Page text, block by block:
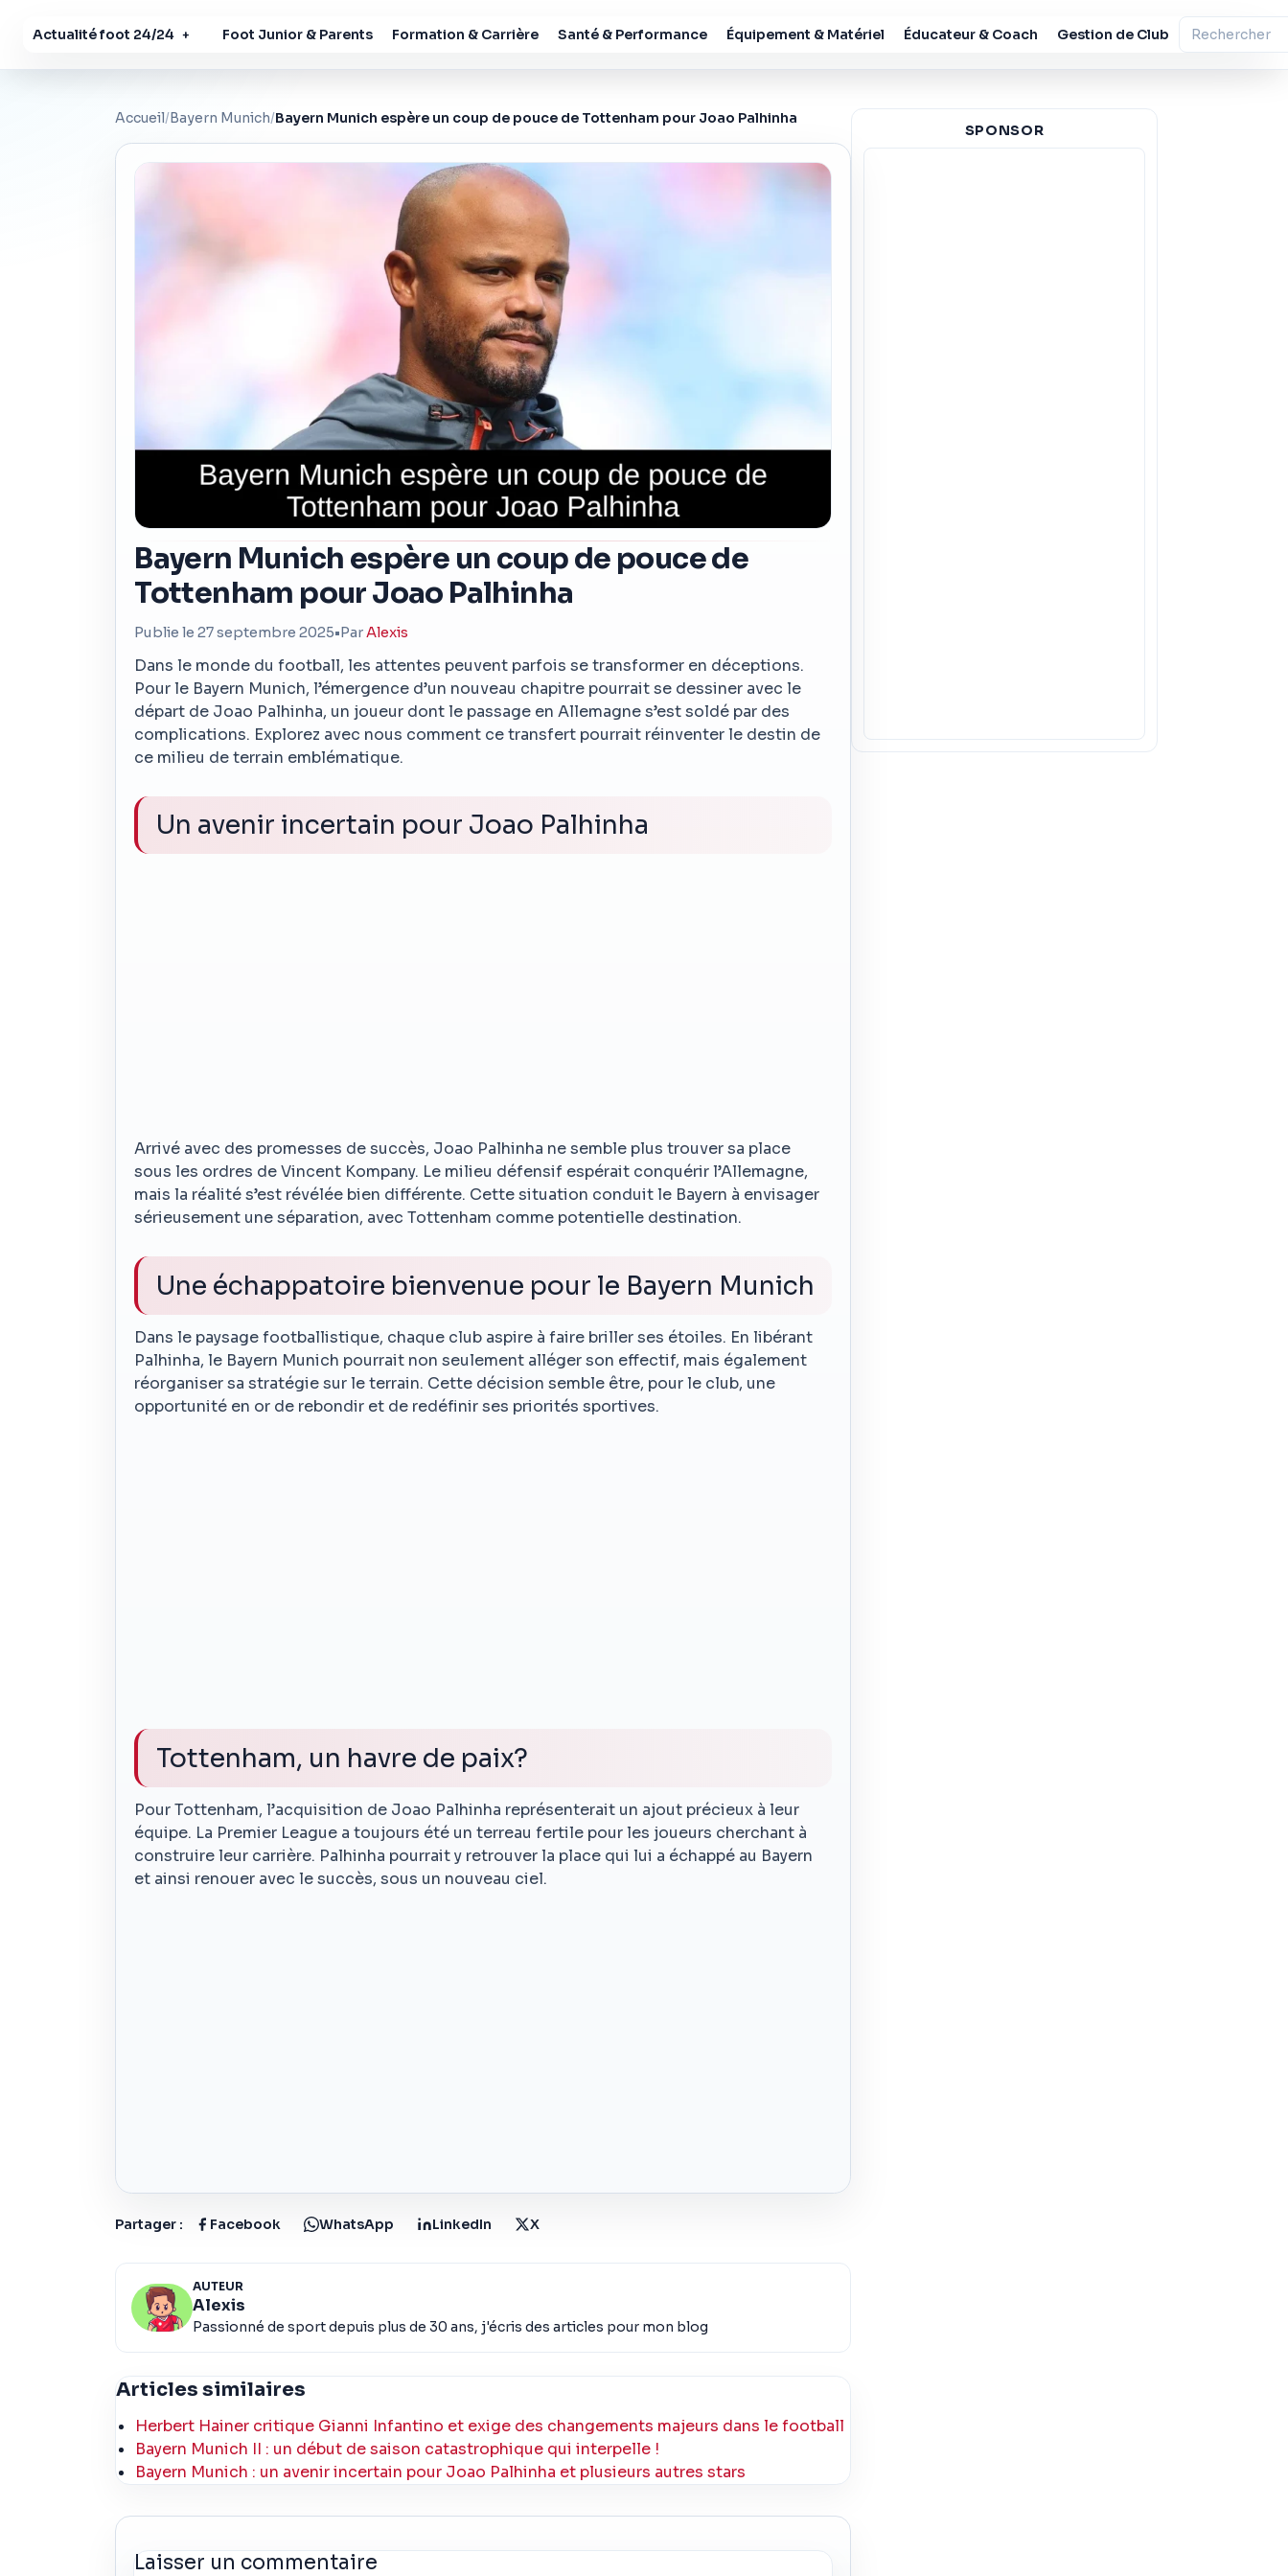
Actualité foot 24/24 + Foot Junior & Parents Formation & Carrière Santé & Performance Équipement & Matériel Éducateur & Coach Gestion de Club
Accueil/Bayern Munich/Bayern Munich espère un coup de pouce de Tottenham pour Joao Palhinha
Bayern Munich espère un coup de pouce de
Tottenham pour Joao Palhinha
Publie le 27 septembre 2025•ParAlexis
Dans le monde du football, les attentes peuvent parfois se transformer en déceptions.
Pour le Bayern Munich, l’émergence d’un nouveau chapitre pourrait se dessiner avec le
départ de Joao Palhinha, un joueur dont le passage en Allemagne s’est soldé par des
complications. Explorez avec nous comment ce transfert pourrait réinventer le destin de
ce milieu de terrain emblématique.
Un avenir incertain pour Joao Palhinha
Arrivé avec des promesses de succès, Joao Palhinha ne semble plus trouver sa place
sous les ordres de Vincent Kompany. Le milieu défensif espérait conquérir l’Allemagne,
mais la réalité s’est révélée bien différente. Cette situation conduit le Bayern à envisager
sérieusement une séparation, avec Tottenham comme potentielle destination.
Une échappatoire bienvenue pour le Bayern Munich
Dans le paysage footballistique, chaque club aspire à faire briller ses étoiles. En libérant
Palhinha, le Bayern Munich pourrait non seulement alléger son effectif, mais également
réorganiser sa stratégie sur le terrain. Cette décision semble être, pour le club, une
opportunité en or de rebondir et de redéfinir ses priorités sportives.
Tottenham, un havre de paix?
Pour Tottenham, l’acquisition de Joao Palhinha représenterait un ajout précieux à leur
équipe. La Premier League a toujours été un terreau fertile pour les joueurs cherchant à
construire leur carrière. Palhinha pourrait y retrouver la place qui lui a échappé au Bayern
et ainsi renouer avec le succès, sous un nouveau ciel.
Partager : Facebook WhatsApp LinkedIn X
AUTEUR
Alexis
Passionné de sport depuis plus de 30 ans, j'écris des articles pour mon blog
Articles similaires
Herbert Hainer critique Gianni Infantino et exige des changements majeurs dans le football
Bayern Munich II : un début de saison catastrophique qui interpelle !
Bayern Munich : un avenir incertain pour Joao Palhinha et plusieurs autres stars
Laisser un commentaire
SPONSOR